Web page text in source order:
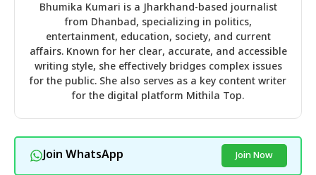
Bhumika Kumari is a Jharkhand-based journalist
from Dhanbad, specializing in politics,
entertainment, education, society, and current
affairs. Known for her clear, accurate, and accessible
writing style, she effectively bridges complex issues
for the public. She also serves as a key content writer
for the digital platform Mithila Top.
Join WhatsApp Join Now